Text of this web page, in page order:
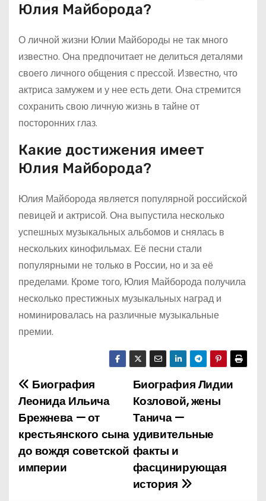
Юлия Майборода?
О личной жизни Юлии Майбороды не так много
известно. Она предпочитает не делиться деталями
своего личного общения с прессой. Известно, что
актриса замужем и у нее есть дети. Она стремится
сохранить свою личную жизнь в тайне от
посторонних глаз.
Какие достижения имеет
Юлия Майборода?
Юлия Майборода является популярной российской
певицей и актрисой. Она выпустила несколько
успешных музыкальных альбомов и снялась в
нескольких кинофильмах. Её песни стали
популярными не только в России, но и за её
пределами. Кроме того, Юлия Майборода получила
несколько престижных музыкальных наград и
номинировалась на различные музыкальные
премии.
Н
а
в
и
Биография Лидии
Козловой, жены
Танича —
удивительные
факты и
фасцинирующая
история
Биография
Леонида Ильича
Брежнева — от
крестьянского сына
до вождя советской
империи